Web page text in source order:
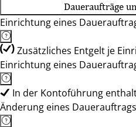
Daueraufträge
Einrichtung eines
Zusätzliches Entgelt je
Einrichtung eines
In der Kontoführung
Änderung eines